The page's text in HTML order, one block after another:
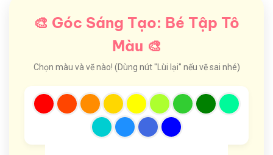
🎨 Góc Sáng Tạo: Bé Tập Tô
Màu 🎨
Chọn màu và vẽ nào! (Dùng nút "Lùi lại" nếu vẽ sai nhé)